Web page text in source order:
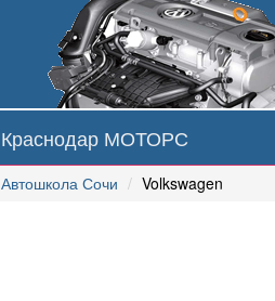
Краснодар МОТОРС
Автошкола Сочи Volkswagen